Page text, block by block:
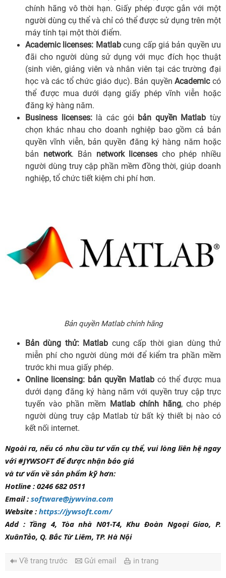
chính hãng vô thời hạn. Giấy phép được gắn với một
người dùng cụ thể và chỉ có thể được sử dụng trên một
máy tính tại một thời điểm.
Academic licenses: Matlabcung cấp giá bản quyền ưu
đãi cho người dùng sử dụng với mục đích học thuật
(sinh viên, giảng viên và nhân viên tại các trường đại
học và các tổ chức giáo dục). Bản quyềnAcademiccó
thể được mua dưới dạng giấy phép vĩnh viễn hoặc
đăng ký hàng năm.
Business licenses:là các gói bản quyền Matlab tùy
chọn khác nhau cho doanh nghiệp bao gồm cả bản
quyền vĩnh viễn, bản quyền đăng ký hàng năm hoặc
bản network. Bản network licenses cho phép nhiều
người dùng truy cập phần mềm đồng thời, giúp doanh
nghiệp, tổ chức tiết kiệm chi phí hơn.
Bản quyền Matlab chính hãng
Bản dùng thử: Matlab cung cấp thời gian dùng thử
miễn phí cho người dùng mới để kiểm tra phần mềm
trước khi mua giấy phép.
Online licensing: bản quyền Matlab có thể được mua
dưới dạng đăng ký hàng năm với quyền truy cập trực
tuyến vào phần mềm Matlab chính hãng, cho phép
người dùng truy cập Matlab từ bất kỳ thiết bị nào có
kết nối internet.
Ngoài ra, nếu có nhu cầu tư vấn cụ thể, vui lòng liên hệ ngay
với #JYWSOFT để được nhận báo giá
và tư vấn về sản phẩm kỹ hơn:
Hotline : 0246 682 0511
Email : software@jywvina.com
Website : https://jywsoft.com/
Add : Tầng 4, Tòa nhà N01-T4, Khu Đoàn Ngoại Giao, P.
XuânTảo, Q. Bắc Từ Liêm, TP. Hà Nội
Về trang trước Gửi email in trang